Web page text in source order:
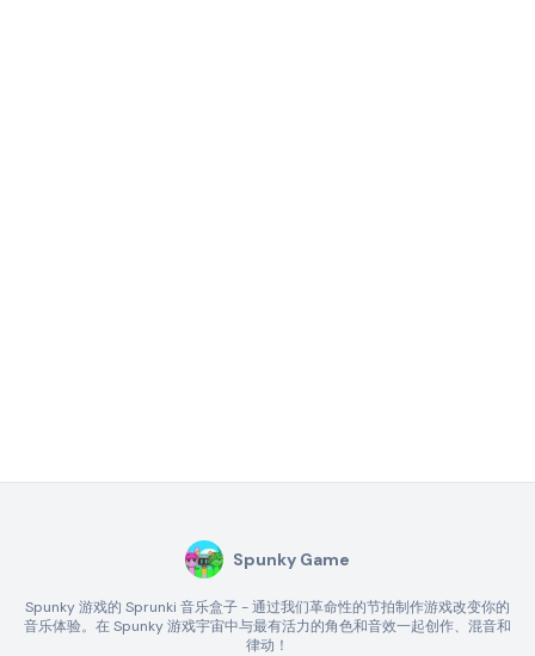
Spunky Game
Spunky 游戏的 Sprunki 音乐盒子 - 通过我们革命性的节拍制作游戏改变你的
音乐体验。在 Spunky 游戏宇宙中与最有活力的角色和音效一起创作、混音和
律动！